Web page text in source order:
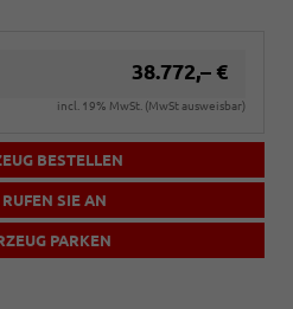
38.772,– €
incl. 19% MwSt. (MwSt ausweisbar)
BESTELLEN
SIE AN
PARKEN